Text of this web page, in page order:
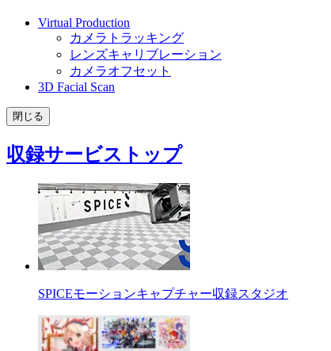
Virtual Production
カメラトラッキング
レンズキャリブレーション
カメラオフセット
3D Facial Scan
閉じる
収録サービストップ
SPICEモーションキャプチャー収録スタジオ